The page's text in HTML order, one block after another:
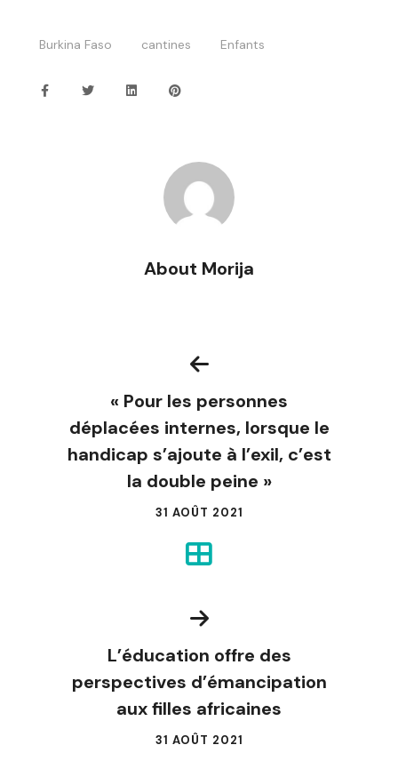
Burkina Faso cantines Enfants
About Morija
« Pour les personnes
déplacées internes, lorsque le
handicap s’ajoute à l’exil, c’est
la double peine »
31 AOÛT 2021
L’éducation offre des
perspectives d’émancipation
aux filles africaines
31 AOÛT 2021